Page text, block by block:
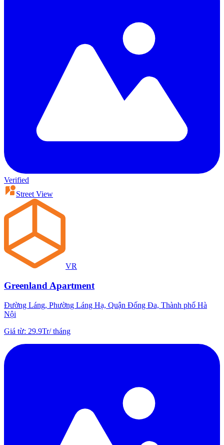
Verified
Street View
VR
Greenland Apartment
Đường Láng, Phường Láng Hạ, Quận Đống Đa, Thành phố Hà
Nội
Giá từ: 29.9Tr/tháng